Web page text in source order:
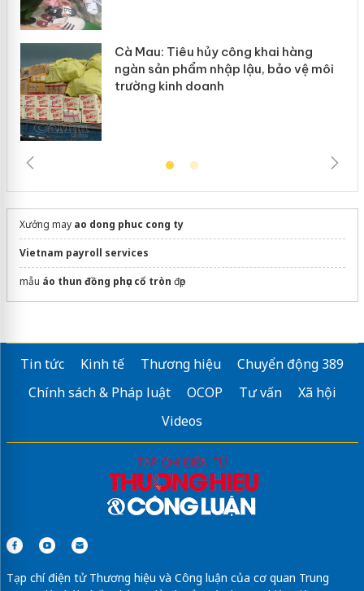
Cà Mau: Tiêu hủy công khai hàng
ngàn sản phẩm nhập lậu, bảo vệ môi
trường kinh doanh
Xưởng may ao dong phuc cong ty
Vietnam payroll services
mẫu áo thun đồng phục cổ tròn đẹp
Tin tức Kinh tế Thương hiệu
Chuyển động 389
Chính sách & Pháp luật
OCOP Tư vấn
Xã hội
Videos
Tạp chí điện tử Thương hiệu và Công luận của cơ quan Trung